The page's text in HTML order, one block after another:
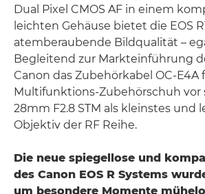
Dual Pixel CMOS AF in einem
leichten Gehäuse bietet die EOS
atemberaubende Bildqualität –
Begleitend zur Markteinführung
Canon das Zubehörkabel OC-E4A
Multifunktions-Zubehörschuh vor
28mm F2.8 STM als kleinstes und
Objektiv der RF Reihe.
Die neue spiegellose und
des Canon EOS R Systems
um besondere Momente